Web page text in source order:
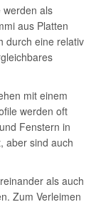
werden als
aus Platten
durch eine relativ
mit einem
werden oft
Fenstern in
aber sind auch
als auch
Zum Verleimen